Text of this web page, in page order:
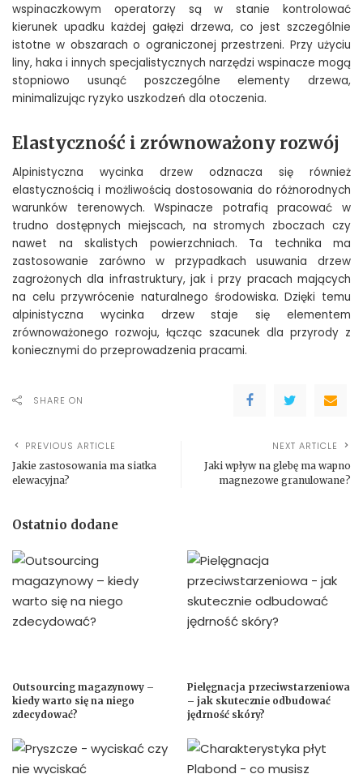
wspinaczkowym operatorzy są w stanie kontrolować
kierunek upadku każdej gałęzi drzewa, co jest szczególnie
istotne w obszarach o ograniczonej przestrzeni. Przy użyciu
liny, haka i innych specjalistycznych narzędzi wspinacze mogą
stopniowo usunąć poszczególne elementy drzewa,
minimalizując ryzyko uszkodzeń dla otoczenia.
Elastyczność i zrównoważony rozwój
Alpinistyczna wycinka drzew odznacza się również
elastycznością i możliwością dostosowania do różnorodnych
warunków terenowych. Wspinacze potrafią pracować w
trudno dostępnych miejscach, na stromych zboczach czy
nawet na skalistych powierzchniach. Ta technika ma
zastosowanie zarówno w przypadkach usuwania drzew
zagrożonych dla infrastruktury, jak i przy pracach mających
na celu przywrócenie naturalnego środowiska. Dzięki temu
alpinistyczna wycinka drzew staje się elementem
zrównoważonego rozwoju, łącząc szacunek dla przyrody z
koniecznymi do przeprowadzenia pracami.
SHARE ON
PREVIOUS ARTICLE
Jakie zastosowania ma siatka
elewacyjna?
NEXT ARTICLE
Jaki wpływ na glebę ma wapno
magnezowe granulowane?
Ostatnio dodane
Outsourcing magazynowy –
kiedy warto się na niego
zdecydować?
Pielęgnacja przeciwstarzeniowa
– jak skutecznie odbudować
jędrność skóry?